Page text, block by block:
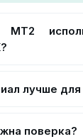
лучше
поверка?